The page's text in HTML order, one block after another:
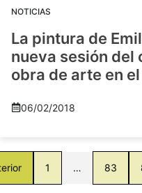
NOTICIAS
La pintura de
nueva sesión del
obra de arte en el
06/02/2018
1 … 83